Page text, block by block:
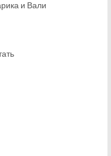
и Вали